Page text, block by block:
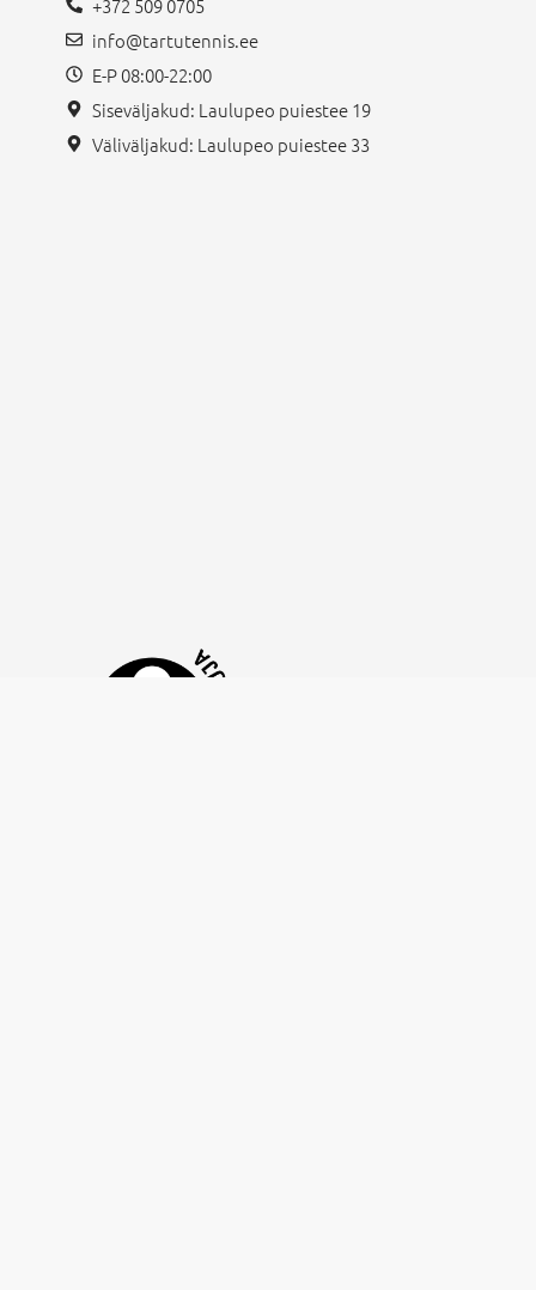
info@tartutennis.ee
E-P 08:00-22:00
Siseväljakud: Laulupeo puiestee 19
Väliväljakud: Laulupeo puiestee 33